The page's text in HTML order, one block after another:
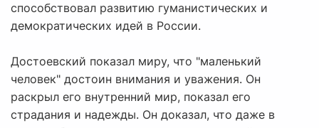
способствовал развитию гуманистических и
демократических идей в России.
Достоевский показал миру, что "маленький
человек" достоин внимания и уважения. Он
раскрыл его внутренний мир, показал его
страдания и надежды. Он доказал, что даже в